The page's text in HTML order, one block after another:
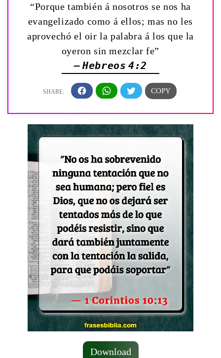
“Porque también á nosotros se nos ha
evangelizado como á ellos; mas no les
aprovechó el oir la palabra á los que la
oyeron sin mezclar fe”
— Hebreos 4:2
Download